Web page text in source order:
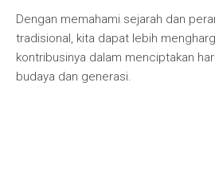
Dengan memahami sejarah dan
tradisional, kita dapat lebih
kontribusinya dalam menciptakan
budaya dan generasi.